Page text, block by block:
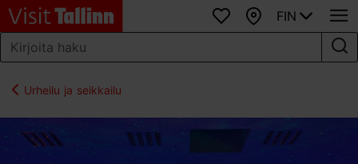
SuosikitKartta
FIN
Urheilu ja seikkailu